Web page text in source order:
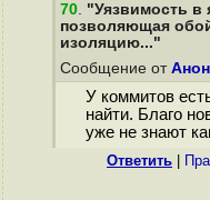
70. "Уязвимость в
позволяющая
изоляцию..."
Сообщение от
У коммитов
найти. Благо
уже не знают
Ответить